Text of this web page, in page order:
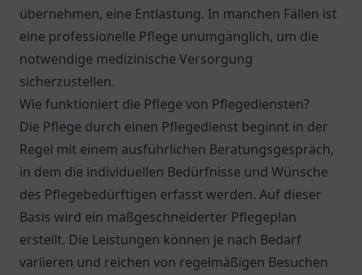
übernehmen, eine Entlastung. In manchen Fällen ist
eine professionelle Pflege unumgänglich, um die
notwendige medizinische Versorgung
sicherzustellen.
Wie funktioniert die Pflege von Pflegediensten?
Die Pflege durch einen Pflegedienst beginnt in der
Regel mit einem ausführlichen Beratungsgespräch,
in dem die individuellen Bedürfnisse und Wünsche
des Pflegebedürftigen erfasst werden. Auf dieser
Basis wird ein maßgeschneiderter Pflegeplan
erstellt. Die Leistungen können je nach Bedarf
variieren und reichen von regelmäßigen Besuchen